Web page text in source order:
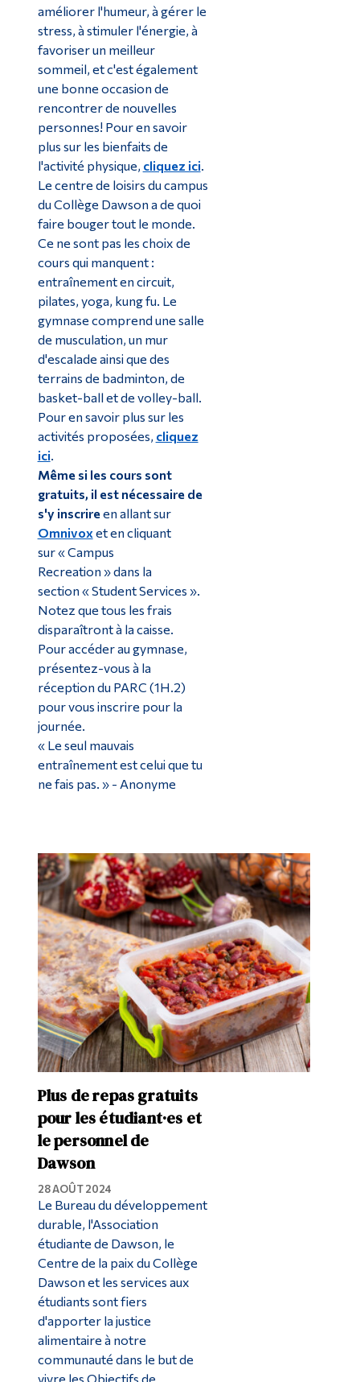
améliorer l'humeur, à gérer le
stress, à stimuler l'énergie, à
favoriser un meilleur
sommeil, et c'est également
une bonne occasion de
rencontrer de nouvelles
personnes! Pour en savoir
plus sur les bienfaits de
l'activité physique, cliquez ici
Le centre de loisirs du campus
du Collège Dawson a de quoi
faire bouger tout le monde.
Ce ne sont pas les choix de
cours qui manquent :
entraînement en circuit,
pilates, yoga, kung fu. Le
gymnase comprend une salle
de musculation, un mur
d'escalade ainsi que des
terrains de badminton, de
basket-ball et de volley-ball.
Pour en savoir plus sur les
activités proposées, cliquez
ici
Même si les cours sont
gratuits, il est nécessaire de
s'y inscrireen allant sur
Omnivoxet en cliquant
sur«Campus
Recreation »dans la
section «Student Services ».
Notez que tous les frais
disparaîtront à la caisse.
Pour accéder au gymnase,
présentez-vous à la
réception du PARC (1H.2)
pour vous inscrire pour la
journée.
« Le seul mauvais
entraînement est celui que tu
ne fais pas. »- Anonyme
Plus de repas gratuits
pour les étudiant·es et
le personnel de
Dawson
28 AOÛT 2024
Le Bureau du développement
durable, l'Association
étudiante de Dawson, le
Centre de la paix du Collège
Dawson et les services aux
étudiants sont fiers
d'apporter la justice
alimentaire à notre
communauté dans le but de
vivre les Objectifs de